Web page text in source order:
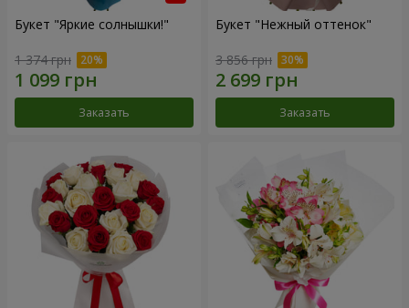
Букет "Яркие солнышки!"
1 374 грн
Заказать
Букет "Нежный оттенок"
3 856 грн
Заказать